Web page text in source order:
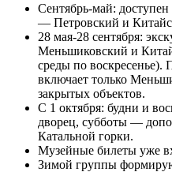
Сентябрь-май:
— Петровский и
28 мая-28 сентября:
Меньшиковский и
среды по воскресенье).
включает только
закрытых объектов.
С 1 октября: будни и
дворец, субботы —
Катальной горки.
Музейные билеты уже
Зимой группы